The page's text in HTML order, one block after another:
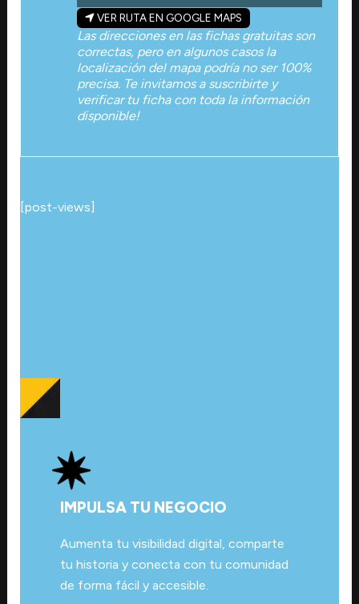
VER RUTA EN GOOGLE MAPS
Las direcciones en las fichas gratuitas son
correctas, pero en algunos casos la
localización del mapa podría no ser 100%
precisa. Te invitamos a suscribirte y
verificar tu ficha con toda la información
disponible!
[post-views]
IMPULSA TU NEGOCIO
Aumenta tu visibilidad digital, comparte
tu historia y conecta con tu comunidad
de forma fácil y accesible.